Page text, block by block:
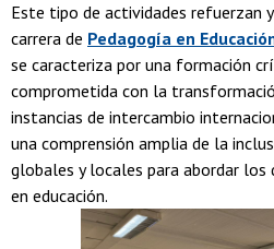
Este tipo de actividades refuerzan
carrera de Pedagogía en
se caracteriza por una formación
comprometida con la
instancias de intercambio
una comprensión amplia de la
globales y locales para abordar
en educación.